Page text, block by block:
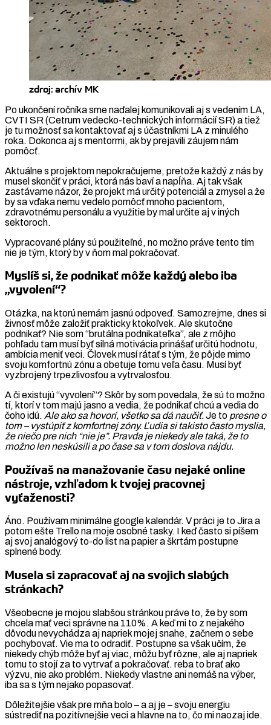
zdroj: archív MK
Po ukončení ročníka sme naďalej komunikovali aj s vedením LA,
CVTI SR (Cetrum vedecko-technických informácií SR) a tiež
je tu možnosť sa kontaktovať aj s účastníkmi LA z minulého
roka. Dokonca aj s mentormi, ak by prejavili záujem nám
pomôcť.
Aktuálne s projektom nepokračujeme, pretože každý z nás by
musel skončiť v práci, ktorá nás baví a napĺňa. Aj tak však
zastávame názor, že projekt má určitý potenciál a zmysel a že
by sa vďaka nemu vedelo pomôcť mnoho pacientom,
zdravotnému personálu a využitie by mal určite aj v iných
sektoroch.
Vypracované plány sú použiteľné, no možno práve tento tím
nie je tým, ktorý by v ňom mal pokračovať.
Myslíš si, že podnikať môže každý alebo iba
„vyvolení“?
Otázka, na ktorú nemám jasnú odpoveď. Samozrejme, dnes si
živnosť môže založiť prakticky ktokoľvek. Ale skutočne
podnikať? Nie som “brutálna podnikateľka”, ale z môjho
pohľadu tam musí byť silná motivácia prinášať určitú hodnotu,
ambícia meniť veci. Človek musí rátať s tým, že pôjde mimo
svoju komfortnú zónu a obetuje tomu veľa času. Musí byť
vyzbrojený trpezlivosťou a vytrvalosťou.
A či existujú “vyvolení”? Skôr by som povedala, že sú to možno
tí, ktorí v tom majú jasno a vedia, že podnikať chcú a vedia do
čoho idú. Ale ako sa hovorí, všetko sa dá naučiť.Je to presne o
tom – vystúpiť z komfortnej zóny. Ľudia si takisto často myslia,
že niečo pre nich “nie je”. Pravda je niekedy ale taká, že to
možno len neskúsili a po čase sa v tom doslova nájdu.
Používaš na manažovanie času nejaké online
nástroje, vzhľadom k tvojej pracovnej
vyťaženosti?
Áno. Používam minimálne google kalendár. V práci je to Jira a
potom ešte Trello na moje osobné tasky. I keď často si píšem
aj svoj analógový to-do list na papier a škrtám postupne
splnené body.
Musela si zapracovať aj na svojich slabých
stránkach?
Všeobecne je mojou slabšou stránkou práve to, že by som
chcela mať veci správne na 110%. A keď mi to z nejakého
dôvodu nevychádza aj napriek mojej snahe, začnem o sebe
pochybovať. Vie ma to odradiť. Postupne sa však učím, že
niekedy chýb môže byť aj viac, môžu byť rôzne, ale aj napriek
tomu to stojí za to vytrvať a pokračovať. reba to brať ako
výzvu, nie ako problém. Niekedy vlastne ani nemáš na výber,
iba sa s tým nejako popasovať.
Dôležitejšie však pre mňa bolo – a aj je – svoju energiu
sústrediť na pozitívnejšie veci a hlavne na to, čo mi naozaj ide.